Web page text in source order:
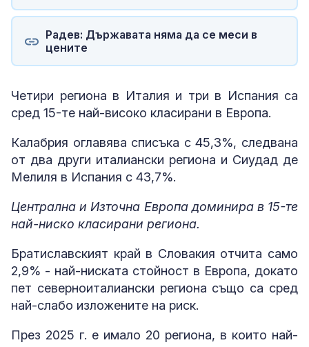
Радев: Държавата няма да се меси в
цените
Четири региона в Италия и три в Испания са
сред 15-те най-високо класирани в Европа.
Калабрия оглавява списъка с 45,3%, следвана
от два други италиански региона и Сиудад де
Мелиля в Испания с 43,7%.
Централна и Източна Европа доминира в 15-те
най-ниско класирани региона.
Братиславският край в Словакия отчита само
2,9% - най-ниската стойност в Европа, докато
пет северноиталиански региона също са сред
най-слабо изложените на риск.
През 2025 г. е имало 20 региона, в които най-